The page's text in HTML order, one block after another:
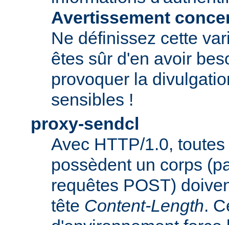
Avertissement
Ne définissez cette
êtes sûr d'en avoir
provoquer la
sensibles !
proxy-sendcl
Avec HTTP/1.0,
possèdent un corps
requêtes POST)
tête Content-Length.